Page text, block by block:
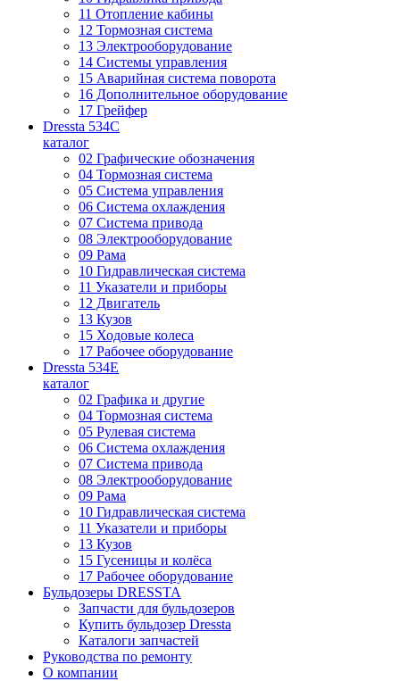
11 Отопление кабины
12 Тормозная система
13 Электрооборудование
14 Системы управления
15 Аварийная система поворота
16 Дополнительное оборудование
17 Грейфер
Dressta 534C
каталог
02 Графические обозначения
04 Тормозная система
05 Система управления
06 Система охлаждения
07 Система привода
08 Электрооборудование
09 Рама
10 Гидравлическая система
11 Указатели и приборы
12 Двигатель
13 Кузов
15 Ходовые колеса
17 Рабочее оборудование
Dressta 534E
каталог
02 Графика и другие
04 Тормозная система
05 Рулевая система
06 Система охлаждения
07 Система привода
08 Электрооборудование
09 Рама
10 Гидравлическая система
11 Указатели и приборы
13 Кузов
15 Гусеницы и колёса
17 Рабочее оборудование
Бульдозеры DRESSTA
Запчасти для бульдозеров
Купить бульдозер Dressta
Каталоги запчастей
Руководства по ремонту
О компании